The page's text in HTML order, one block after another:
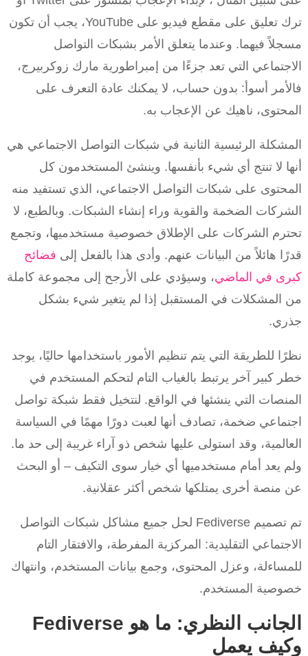
ترك تعليق على مقطع فيديو على YouTube، يجب أن تكون
مسجلاً فيهما. وعندما يتعلق الأمر بشبكات التواصل
الاجتماعي التي تعد جزءًا من إمبراطورية مارك زوكربيرج،
فالأمر أسوأ: بدون حساب، لا يمكنك عادة التعرف على
المحتوى، ناهيك عن الإعجاب به.
المشكلة الرئيسية الثانية في شبكات التواصل الاجتماعي هي
أنها لا تنتج أي شيء بأنفسها. وينشئ المستخدمون كل
المحتوى على شبكات التواصل الاجتماعي، الذي تستفيد منه
الشركات الضخمة والقوية وراء إنشاء الشبكات. وبالطبع، لا
تحترم الشركات على الإطلاق خصوصية مستخدميها، وتجمع
قدرًا هائلاً من البيانات عنهم. وأدى هذا بالفعل إلى فضائح
كبرى في الماضي، وسيؤدي على الأرجح إلى مجموعة كاملة
من المشكلات في المستقبل إذا لم يتغير شيء بشكل
جذري.
نظرًا للطريقة التي يتم تنظيم الأمور باستخدامها حاليًا، يوجد
خطر كبير آخر يرتبط بالغياب التام لتحكم المستخدم في
المنصات التي ينشئها في الواقع. لنتخيل فقط شبكة تواصل
اجتماعي ضخمة، تصادف أنها لعبت دورًا مهمًا في السياسة
العالمية، وقد استولى عليها شخص ذو آراء غريبة إلى حد ما.
ولم يعد أمام مستخدميها أي خيار سوى التكيف – أو البحث
عن منصة أخرى يمتلكها شخص أكثر عقلانية.
تم تصميم Fediverse لحل جميع مشاكل شبكات التواصل
الاجتماعي التقليدية: المركزية المفرطة، والافتقار التام
للمساءلة، وعزل المحتوى، وجمع بيانات المستخدم، وانتهاك
خصوصية المستخدم.
الجانب النظري: ما هو Fediverse
وكيف يعمل